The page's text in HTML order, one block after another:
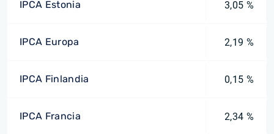
IPCA Estonia 3,05 %
IPCA Europa 2,19 %
IPCA Finlandia 0,15 %
IPCA Francia 2,34 %